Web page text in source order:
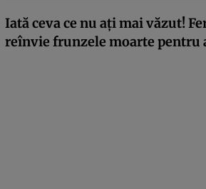
Iată ceva ce nu ați mai văzut!
reînvie frunzele moarte pentru